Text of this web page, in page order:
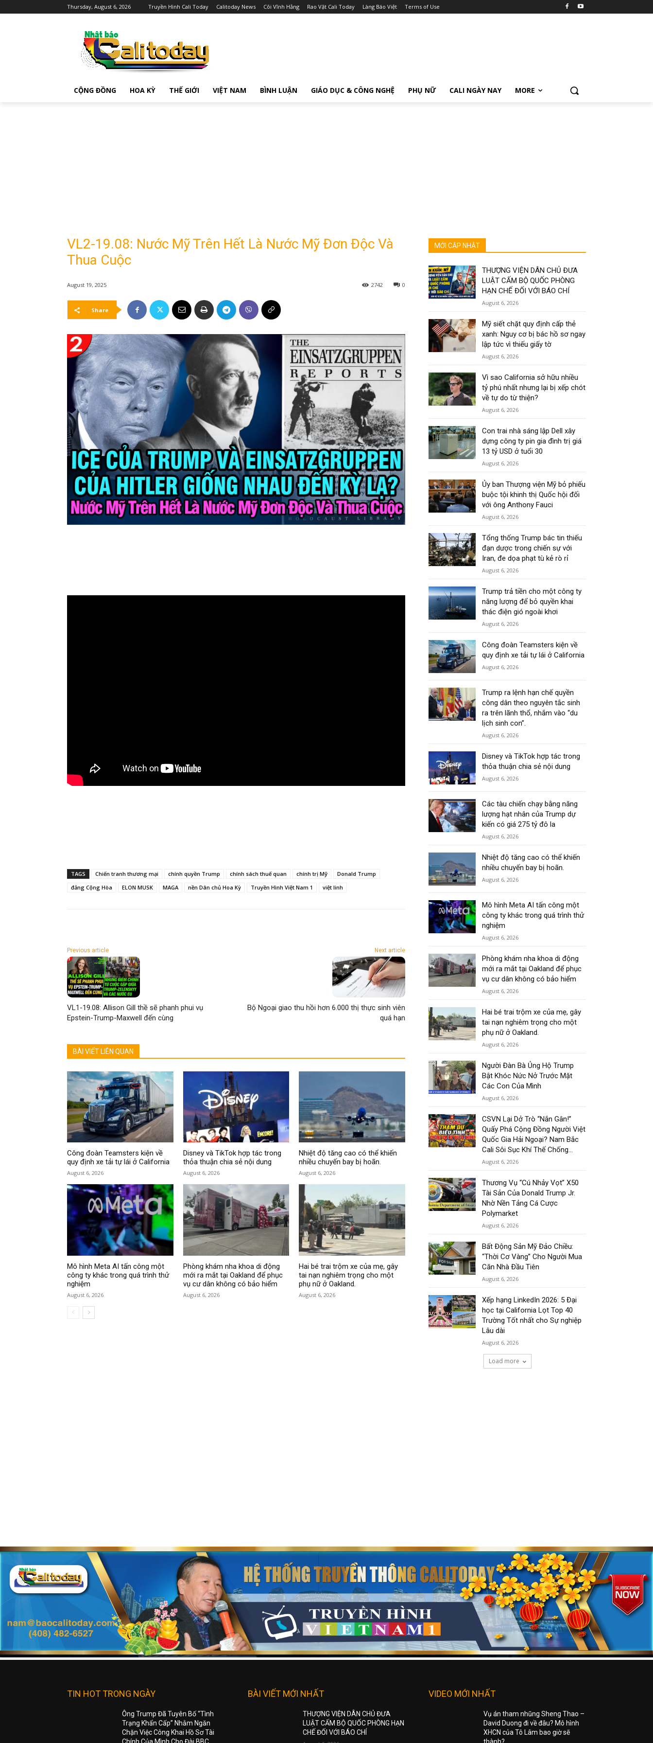
Thursday, August 6, 2026 Truyền Hình Cali Today Calitoday News Cõi Vĩnh Hằng Rao Vặt Cali Today Làng Báo Việt Terms of Use
CỘNG ĐỒNG HOA KỲ THẾ GIỚI VIỆT NAM BÌNH LUẬN GIÁO DỤC & CÔNG NGHỆ PHỤ NỮ CALI NGÀY NAY MORE
VL2-19.08: Nước Mỹ Trên Hết Là Nước Mỹ Đơn Độc Và
Thua Cuộc
August 19, 2025 0
2742
Share
TAGS Chiến tranh thương mại chính quyền Trump chính sách thuế quan chính trị Mỹ
Donald Trump
đảng Cộng Hòa
ELON MUSK MAGA nền Dân chủ Hoa Kỳ Truyền Hình Việt Nam 1 việt linh
Previous article
VL1-19.08: Allison Gill thề sẽ phanh phui vụ
Epstein-Trump-Maxwell đến cùng
Next article
Bộ Ngoại giao thu hồi hơn 6.000 thị thực sinh viên
quá hạn
BÀI VIẾT LIÊN QUAN
Công đoàn Teamsters kiện về
quy định xe tải tự lái ở California
August 6, 2026
Disney và TikTok hợp tác trong
thỏa thuận chia sẻ nội dung
August 6, 2026
Nhiệt độ tăng cao có thể khiến
nhiều chuyến bay bị hoãn.
August 6, 2026
Mô hình Meta AI tấn công một
công ty khác trong quá trình thử
nghiệm
August 6, 2026
Phòng khám nha khoa di động
mới ra mắt tại Oakland để phục
vụ cư dân không có bảo hiểm
August 6, 2026
Hai bé trai trộm xe của mẹ, gây
tai nạn nghiêm trọng cho một
phụ nữ ở Oakland.
August 6, 2026
MỚI CẬP NHẬT
THƯỢNG VIỆN DÂN CHỦ ĐƯA
LUẬT CẤM BỘ QUỐC PHÒNG
HẠN CHẾ ĐỐI VỚI BÁO CHÍ
August 6, 2026
Mỹ siết chặt quy định cấp thẻ
xanh: Nguy cơ bị bác hồ sơ ngay
lập tức vì thiếu giấy tờ
August 6, 2026
Vì sao California sở hữu nhiều
tỷ phú nhất nhưng lại bị xếp chót
về tự do từ thiện?
August 6, 2026
Con trai nhà sáng lập Dell xây
dựng công ty pin gia đình trị giá
13 tỷ USD ở tuổi 30
August 6, 2026
Ủy ban Thượng viện Mỹ bỏ phiếu
buộc tội khinh thị Quốc hội đối
với ông Anthony Fauci
August 6, 2026
Tổng thống Trump bác tin thiếu
đạn dược trong chiến sự với
Iran, đe dọa phạt tù kẻ rò rỉ
August 6, 2026
Trump trả tiền cho một công ty
năng lượng để bỏ quyền khai
thác điện gió ngoài khơi
August 6, 2026
Công đoàn Teamsters kiện về
quy định xe tải tự lái ở California
August 6, 2026
Trump ra lệnh hạn chế quyền
công dân theo nguyên tắc sinh
ra trên lãnh thổ, nhắm vào “du
lịch sinh con”.
August 6, 2026
Disney và TikTok hợp tác trong
thỏa thuận chia sẻ nội dung
August 6, 2026
Các tàu chiến chạy bằng năng
lượng hạt nhân của Trump dự
kiến có giá 275 tỷ đô la
August 6, 2026
Nhiệt độ tăng cao có thể khiến
nhiều chuyến bay bị hoãn.
August 6, 2026
Mô hình Meta AI tấn công một
công ty khác trong quá trình thử
nghiệm
August 6, 2026
Phòng khám nha khoa di động
mới ra mắt tại Oakland để phục
vụ cư dân không có bảo hiểm
August 6, 2026
Hai bé trai trộm xe của mẹ, gây
tai nạn nghiêm trọng cho một
phụ nữ ở Oakland.
August 6, 2026
Người Đàn Bà Ủng Hộ Trump
Bật Khóc Nức Nở Trước Mặt
Các Con Của Mình
August 6, 2026
CSVN Lại Dở Trò “Nắn Gân!”
Quấy Phá Cộng Đồng Người Việt
Quốc Gia Hải Ngoại? Nam Bắc
Cali Sôi Sục Khí Thế Chống...
August 6, 2026
Thương Vụ “Cú Nhảy Vọt” X50
Tài Sản Của Donald Trump Jr.
Nhờ Nền Tảng Cá Cược
Polymarket
August 6, 2026
Bất Động Sản Mỹ Đảo Chiều:
“Thời Cơ Vàng” Cho Người Mua
Căn Nhà Đầu Tiên
August 6, 2026
Xếp hạng LinkedIn 2026: 5 Đại
học tại California Lọt Top 40
Trường Tốt nhất cho Sự nghiệp
Lâu dài
August 6, 2026
Load more
TIN HOT TRONG NGÀY
Ông Trump Đã Tuyên Bố “Tình
Trạng Khẩn Cấp” Nhằm Ngăn
Chặn Việc Công Khai Hồ Sơ Tài
BÀI VIẾT MỚI NHẤT
THƯỢNG VIỆN DÂN CHỦ ĐƯA
LUẬT CẤM BỘ QUỐC PHÒNG HẠN
CHẾ ĐỐI VỚI BÁO CHÍ
VIDEO MỚI NHẤT
Vụ án tham nhũng Sheng Thao –
David Duong đi về đâu? Mô hình
XHCN của Tô Lâm bao giờ sẽ